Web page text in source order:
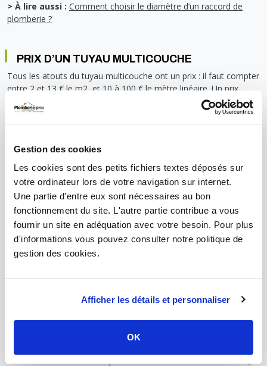
Gestion des cookies
Les cookies sont des petits fichiers textes déposés sur
votre ordinateur lors de votre navigation sur internet.
Une partie d'entre eux sont nécessaires au bon
fonctionnement du site. L'autre partie contribue a vous
fournir un site en adéquation avec votre besoin. Pour plus
d'informations vous pouvez consulter notre politique de
gestion des cookies.
Afficher les détails et personnaliser
OK
> À lire aussi : Comment choisir le diamètre d’un raccord de
plomberie ?
PRIX D’UN TUYAU MULTICOUCHE
Tous les atouts du tuyau multicouche ont un prix : il faut compter
entre 2 et 13 € le m2, et 10 à 100 € le mètre linéaire. Un prix
supérieur au prix du tube PER simple, qui coûte entre 0,40 et 10 €
le m2, qui s’explique par les avantages et la longévité du
multicouche.
Le coût varie selon plusieurs critères : le diamètre du tube (plus il
type de tuyau : rigide pour une pose apparente, ou en couronne,
pour une pose encastrée.
> À lire aussi : Prix du tuyau de cuivre : comment est-il calculé ?
COMMENT FAIRE DES ÉCONOMIES SUR LE
PRIX DU TUYAU MULTICOUCHE ?
Si les frais liés à la composition du tube sont incompressibles, il
tuyau multicouche.
Choisir le bon diamètre
Plus le diamètre du tube est élevé, plus il contient de PER et